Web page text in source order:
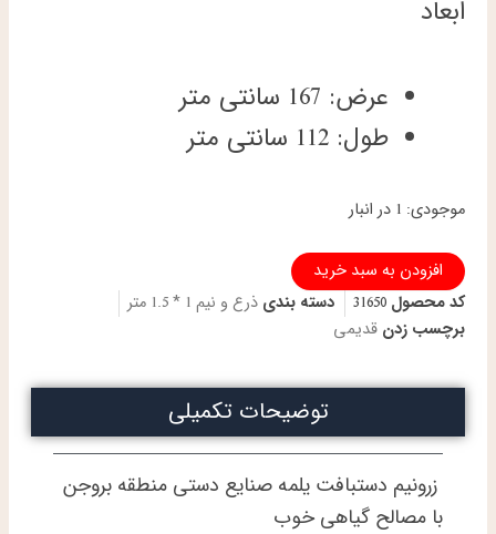
ابعاد
عرض: 167 سانتی متر
طول: 112 سانتی متر
موجودی: 1 در انبار
ذرع
نیم
دستباف
یلمه
نقشه
بندی
افزودن به سبد خرید
کد محصول 31650 دسته بندی ذرع و نیم 1 * 1.5 متر
برچسب زدن قدیمی
توضیحات تکمیلی
زرونیم دستبافت یلمه صنایع دستی منطقه بروجن
با مصالح گیاهی خوب